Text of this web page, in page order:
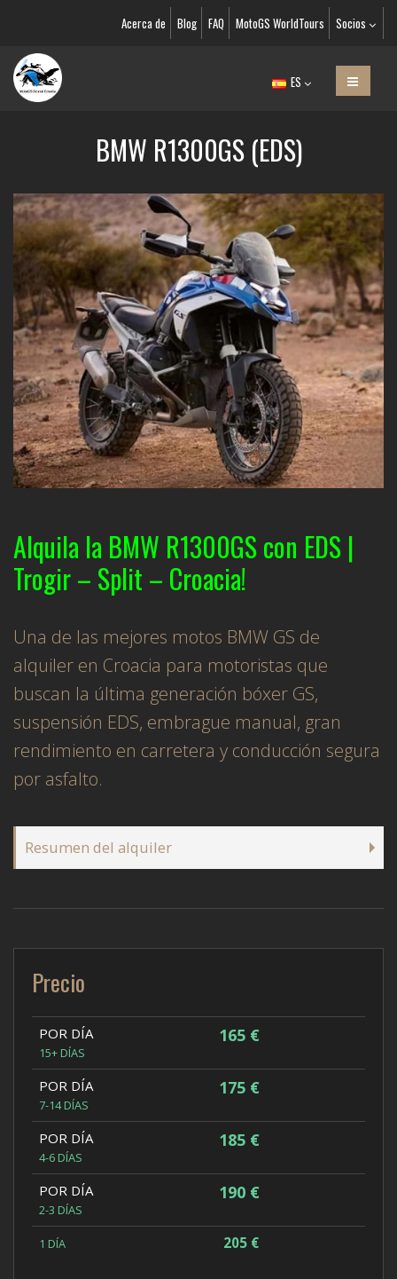
Acerca de Blog FAQ MotoGS WorldTours Socios
ES
BMW R1300GS (EDS)
Alquila la BMW R1300GS con EDS |
Trogir – Split – Croacia!
Una de las mejores motos BMW GS de
alquiler en Croacia para motoristas que
buscan la última generación bóxer GS,
suspensión EDS, embrague manual, gran
rendimiento en carretera y conducción segura
por asfalto.
Resumen del alquiler
Precio
POR DÍA
15+ DÍAS
165 €
POR DÍA
7-14 DÍAS
175 €
POR DÍA
4-6 DÍAS
185 €
POR DÍA
2-3 DÍAS
190 €
1 DÍA 205 €